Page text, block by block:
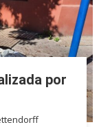
por